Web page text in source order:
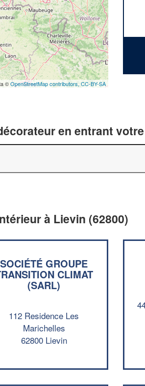
©OpenStreetMap contributors, CC-BY-SA
en entrant
à Lievin (62800)
SOCIÉTÉ GROUPE
CLIMAT
(SARL)
112 Residence Les
Marichelles
62800 Lievin